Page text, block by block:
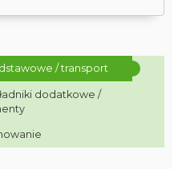
/ transport
dodatkowe /